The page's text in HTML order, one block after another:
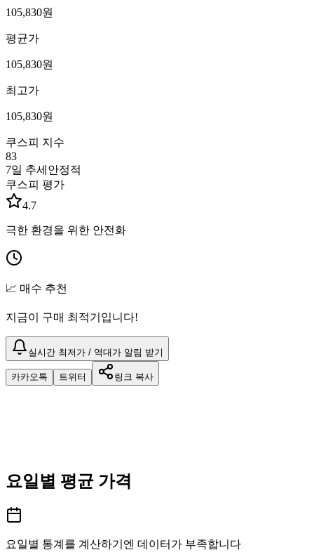
105,830원
평균가
105,830원
최고가
105,830원
쿠스피 지수
83
7일 추세 안정적
쿠스피 평가
4.7
극한 환경을 위한 안전화
📈 매수 추천
지금이 구매 최적기입니다!
실시간 최저가 / 역대가 알림 받기
카카오톡 트위터 링크 복사
요일별 평균 가격
요일별 통계를 계산하기엔 데이터가 부족합니다